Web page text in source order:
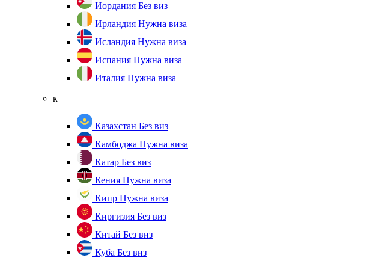
Иордания Без виз
Ирландия Нужна виза
Исландия Нужна виза
Испания Нужна виза
Италия Нужна виза
к
Казахстан Без виз
Камбоджа Нужна виза
Катар Без виз
Кения Нужна виза
Кипр Нужна виза
Киргизия Без виз
Китай Без виз
Куба Без виз